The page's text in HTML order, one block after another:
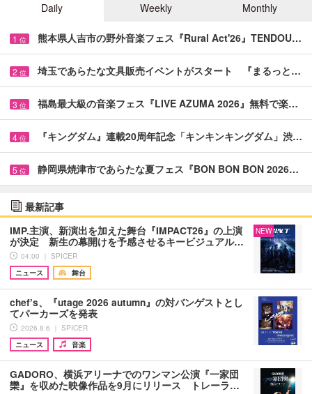
Daily
Weekly Monthly
1 位 熊本県人吉市の野外音楽フェス『Rural Act'26』TENDOU…
2 位 埼玉であらたな文具販売イベントがスタート 『まるっと…
3 位 福島最大級の音楽フェス『LIVE AZUMA 2026』無料で楽…
4 位 『キングダム』連載20周年記念「キンキンキングダム」渋…
5 位 静岡県焼津市であらたな夏フェス『BON BON BON 2026…
最新記事
IMP.主演、新演出を加えた舞台『IMPACT26』の上演
が決定 新生の幕開けを予感させるキービジュアル…
04:00 ｜ SPICER
ニュース
舞台
NEW
chef’s、『utage 2026 autumn』の対バンゲストとし
てパーカーズを発表
2026.8.6 ｜ SPICER
ニュース
音楽
GADORO、横浜アリーナでのワンマン公演『一家団
欒』を収めた映像作品を9月にリリース トレーラ…